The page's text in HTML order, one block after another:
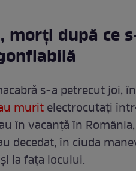
morți după ce
s-a petrecut joi,
muritelectrocutați
în vacanță în
decedat, în ciuda
la fața locului.